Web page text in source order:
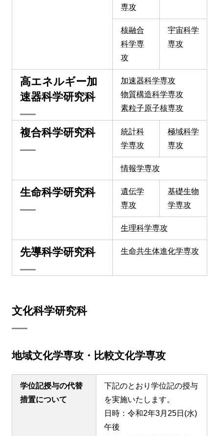
専攻
核融合
科学専
攻
宇宙科学
専攻
高エネルギー加
速器科学研究科
加速器科学専攻
物質構造科学専攻
素粒子原子核専攻
複合科学研究科
統計科
学専攻
極域科学
専攻
情報学専攻
生命科学研究科
遺伝学
専攻
基礎生物
学専攻
生理科学専攻
先導科学研究科 生命共生体進化学専攻
文化科学研究科
地域文化学専攻・比較文化学専攻
学位記授与の代替
措置について
下記のとおり学位記の授与
を実施いたします。
日時：令和2年3月25日(水)
午後